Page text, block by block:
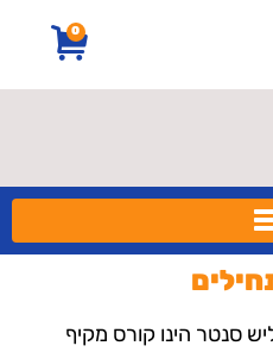
0
סנטר הינו קורס מקיף